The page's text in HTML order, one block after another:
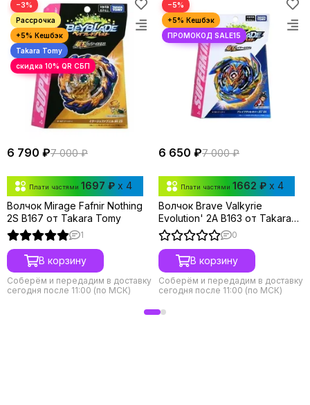
−3%
6 790 ₽7 000 ₽
Плати частями 1697 ₽ x 4
Волчок Mirage Fafnir Nothing
2S B167 от Takara Tomy
1
В корзину
Соберём и передадим в доставку
сегодня после 11:00 (по МСК)
−5%
6 650 ₽7 000 ₽
Плати частями 1662 ₽ x 4
Волчок Brave Valkyrie
Evolution' 2A B163 от Takara
Tomy
0
В корзину
Соберём и передадим в доставку
сегодня после 11:00 (по МСК)